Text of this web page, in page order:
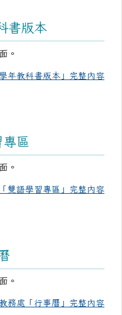
書版本
。
年教科書版本」完整內容
區
。
雙語學習專區」完整內容
。
務處「行事曆」完整內容